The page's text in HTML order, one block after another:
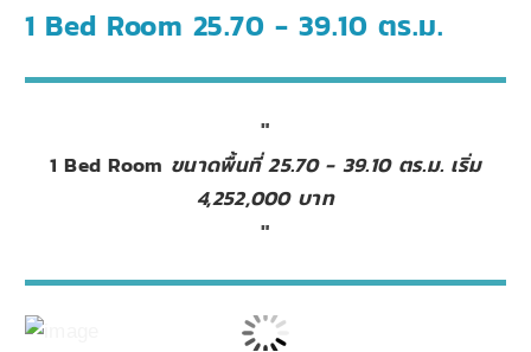
1 Bed Room 25.70 - 39.10 ตร.ม.
1 Bed Room ขนาดพื้นที่ 25.70 - 39.10 ตร.ม. เริ่ม
4,252,000 บาท